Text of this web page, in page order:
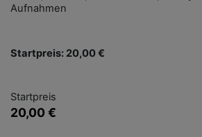
Aufnahmen
Startpreis: 20,00 €
Startpreis
20,00 €